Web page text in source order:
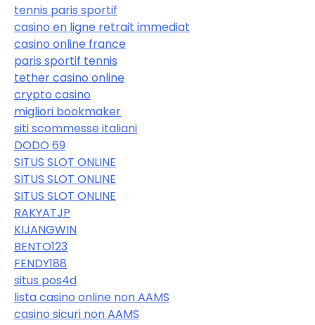
tennis paris sportif
casino en ligne retrait immediat
casino online france
paris sportif tennis
tether casino online
crypto casino
migliori bookmaker
siti scommesse italiani
DODO 69
SITUS SLOT ONLINE
SITUS SLOT ONLINE
SITUS SLOT ONLINE
RAKYATJP
KIJANGWIN
BENTO123
FENDY188
situs pos4d
lista casino online non AAMS
casino sicuri non AAMS